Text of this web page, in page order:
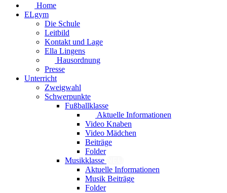
Home
ELgym
Die Schule
Leitbild
Kontakt und Lage
Ella Lingens
Hausordnung
Presse
Unterricht
Zweigwahl
Schwerpunkte
Fußballklasse
Aktuelle Informationen
Video Knaben
Video Mädchen
Beiträge
Folder
Musikklasse
Aktuelle Informationen
Musik Beiträge
Folder